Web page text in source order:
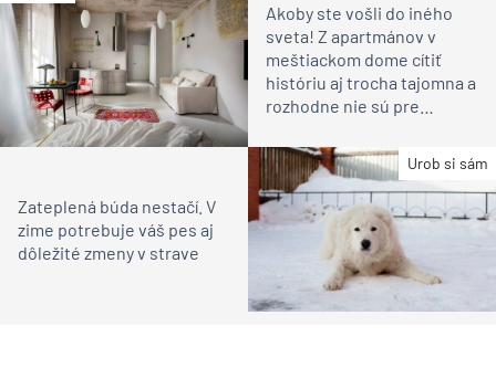
Akoby ste vošli do iného
sveta! Z apartmánov v
meštiackom dome cítiť
históriu aj trocha tajomna a
rozhodne nie sú pre
Urob si sám
Zateplená búda nestačí. V
zime potrebuje váš pes aj
dôležité zmeny v strave